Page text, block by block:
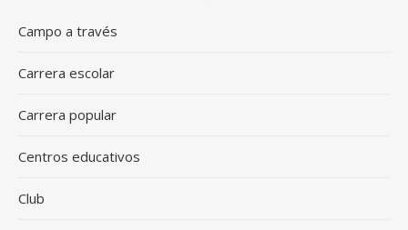
Campo a través
Carrera escolar
Carrera popular
Centros educativos
Club